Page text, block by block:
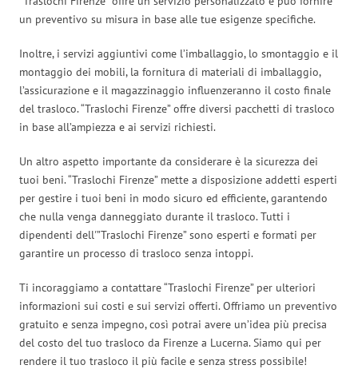
un preventivo su misura in base alle tue esigenze specifiche.
Inoltre, i servizi aggiuntivi come l’imballaggio, lo smontaggio e il
montaggio dei mobili, la fornitura di materiali di imballaggio,
l’assicurazione e il magazzinaggio influenzeranno il costo finale
del trasloco. “Traslochi Firenze” offre diversi pacchetti di trasloco
in base all’ampiezza e ai servizi richiesti.
Un altro aspetto importante da considerare è la sicurezza dei
tuoi beni. “Traslochi Firenze” mette a disposizione addetti esperti
per gestire i tuoi beni in modo sicuro ed efficiente, garantendo
che nulla venga danneggiato durante il trasloco. Tutti i
dipendenti dell'”Traslochi Firenze” sono esperti e formati per
garantire un processo di trasloco senza intoppi.
Ti incoraggiamo a contattare “Traslochi Firenze” per ulteriori
informazioni sui costi e sui servizi offerti. Offriamo un preventivo
gratuito e senza impegno, così potrai avere un’idea più precisa
del costo del tuo trasloco da Firenze a Lucerna. Siamo qui per
rendere il tuo trasloco il più facile e senza stress possibile!